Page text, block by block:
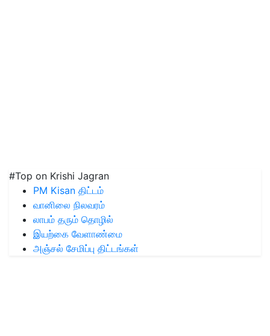
#Top on Krishi Jagran
PM Kisan திட்டம்
வானிலை நிலவரம்
லாபம் தரும் தொழில்
இயற்கை வேளாண்மை
அஞ்சல் சேமிப்பு திட்டங்கள்